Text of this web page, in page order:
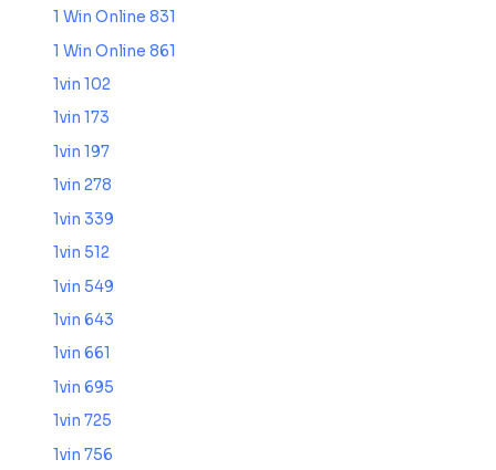
1 Win Online 831
1 Win Online 861
1vin 102
1vin 173
1vin 197
1vin 278
1vin 339
1vin 512
1vin 549
1vin 643
1vin 661
1vin 695
1vin 725
1vin 756